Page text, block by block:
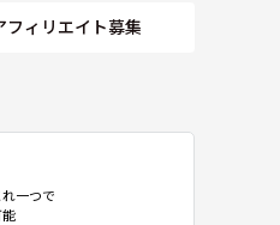
フィリエイト募集
一つで